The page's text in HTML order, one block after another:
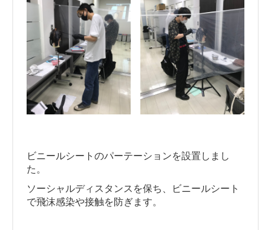
ビニールシートのパーテーションを設置しまし
た。
ソーシャルディスタンスを保ち、ビニールシート
で飛沫感染や接触を防ぎます。